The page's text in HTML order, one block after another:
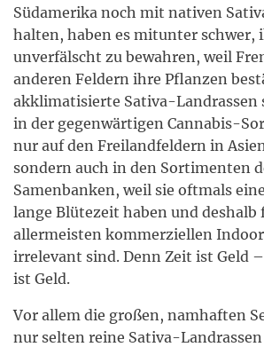
Südamerika noch mit nativen
halten, haben es mitunter schwer,
unverfälscht zu bewahren, weil
anderen Feldern ihre Pflanzen
akklimatisierte Sativa-Landrassen
in der gegenwärtigen Cannabis-
nur auf den Freilandfeldern in
sondern auch in den Sortimenten
Samenbanken, weil sie oftmals
lange Blütezeit haben und deshalb
allermeisten kommerziellen
irrelevant sind. Denn Zeit ist Geld
ist Geld.
Vor allem die großen, namhaften
nur selten reine Sativa-